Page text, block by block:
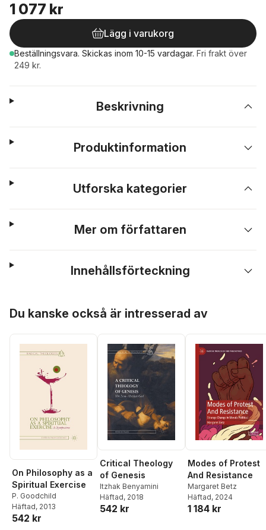
1 077 kr
Lägg i varukorg
Beställningsvara. Skickas inom 10-15 vardagar. Fri frakt över
249 kr.
Beskrivning
Produktinformation
Utforska kategorier
Mer om författaren
Innehållsförteckning
Du kanske också är intresserad av
On Philosophy as a
Spiritual Exercise
P. Goodchild
Häftad, 2013
542 kr
Critical Theology
of Genesis
Itzhak Benyamini
Häftad, 2018
542 kr
Modes of Protest
And Resistance
Margaret Betz
Häftad, 2024
1 184 kr